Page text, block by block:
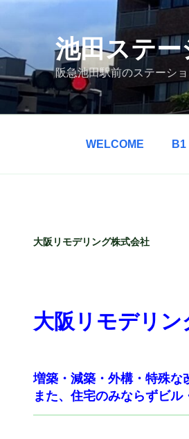
ン
ツ
へ
池田ステー
阪急池田駅前のステーシ
WELCOME B1
大阪リモデリング株式会社
大阪リモデリン
増築・減築・外構・特殊な
また、住宅のみならずビル